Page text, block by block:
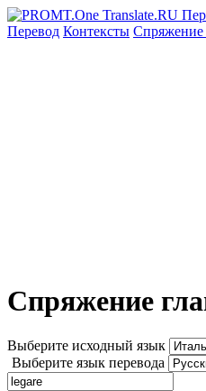
Перевод Контексты Спряжение
Спряжение
Выберите исходный язык
Выберите язык перевода